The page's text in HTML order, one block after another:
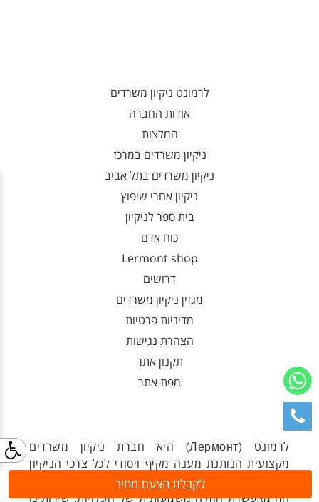
לקבלת הצעת מחיר
לרמונט ניקיון משרדים
אודות החברה
המלצות
ניקיון משרדים במרכז
ניקיון משרדים בתל אביב
ניקיון אחרי שיפוץ
בית ספר לניקיון
כוח אדם
Lermont shop
דרושים
מגזין ניקיון משרדים
מדיניות פרטיות
הצהרת נגישות
תקנון אתר
מפת אתר
לרמונט (Лермонт) היא חברת ניקיון משרדים
מקצועית הנותנת מענה מקיף ויסודי לכל צרכי הניקיון
שלכם. אצלנו השירות הוא בהתאמה אישית וההתאמה
הזו מאפשרת הוזלה משמעותית של העלויות. שירותינו